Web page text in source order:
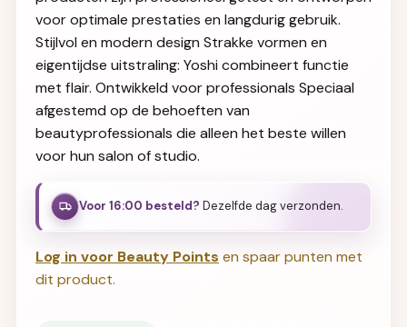
voor optimale prestaties en langdurig gebruik.
Stijlvol en modern design Strakke vormen en
eigentijdse uitstraling: Yoshi combineert functie
met flair. Ontwikkeld voor professionals Speciaal
afgestemd op de behoeften van
beautyprofessionals die alleen het beste willen
voor hun salon of studio.
Voor 16:00 besteld? Dezelfde dag verzonden.
Log in voor Beauty Points en spaar punten met
dit product.